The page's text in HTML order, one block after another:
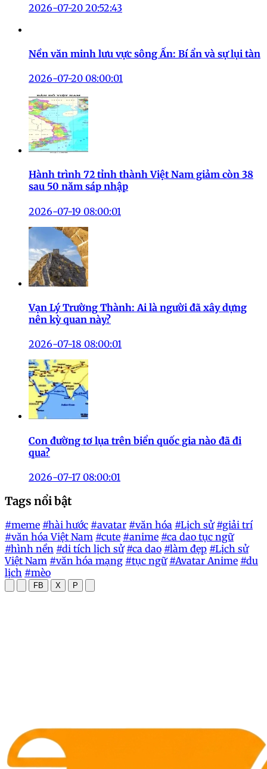
2026-07-23 14:22:32
Hướng dẫn cách xây dựng chương trình steam ở
2026-07-21 09:34:52
Comprehensive guide to seasonal weather India
2026-07-20 20:52:43
Nền văn minh lưu vực sông Ấn: Bí ẩn và sự lụi tàn
2026-07-20 08:00:01
Hành trình 72 tỉnh thành Việt Nam giảm còn 38
sau 50 năm sáp nhập
2026-07-19 08:00:01
Vạn Lý Trường Thành: Ai là người đã xây dựng
nên kỳ quan này?
2026-07-17 08:00:01